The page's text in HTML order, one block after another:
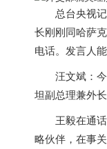
总台央视
长刚刚同哈萨
电话。发言人
汪文斌：今
坦副总理兼外
王毅在通话
略伙伴，在事